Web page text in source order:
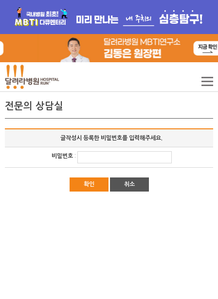
전문의 상담실
글작성시 등록한 비밀번호를 입력해주세요.
비밀번호:
확인 취소